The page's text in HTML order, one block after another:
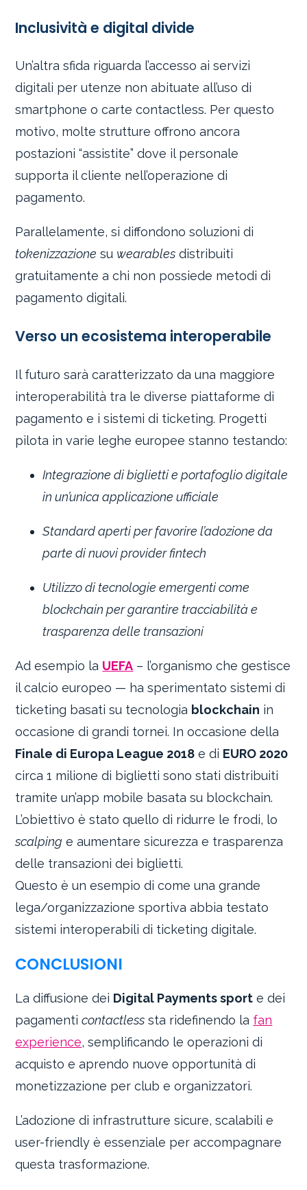
Inclusività e digital divide
Un’altra sfida riguarda l’accesso ai servizi
digitali per utenze non abituate all’uso di
smartphone o carte contactless. Per questo
motivo, molte strutture offrono ancora
postazioni “assistite” dove il personale
supporta il cliente nell’operazione di
pagamento.
Parallelamente, si diffondono soluzioni di
tokenizzazione su wearables distribuiti
gratuitamente a chi non possiede metodi di
pagamento digitali.
Verso un ecosistema interoperabile
Il futuro sarà caratterizzato da una maggiore
interoperabilità tra le diverse piattaforme di
pagamento e i sistemi di ticketing. Progetti
pilota in varie leghe europee stanno testando:
Integrazione di biglietti e portafoglio digitale
in un’unica applicazione ufficiale
Standard aperti per favorire l’adozione da
parte di nuovi provider fintech
Utilizzo di tecnologie emergenti come
blockchain per garantire tracciabilità e
trasparenza delle transazioni
Ad esempio la UEFA – l’organismo che gestisce
il calcio europeo — ha sperimentato sistemi di
ticketing basati su tecnologia blockchain in
occasione di grandi tornei. In occasione della
Finale di Europa League 2018 e di EURO 2020
circa 1 milione di biglietti sono stati distribuiti
tramite un’app mobile basata su blockchain.
L’obiettivo è stato quello di ridurre le frodi, lo
scalping e aumentare sicurezza e trasparenza
delle transazioni dei biglietti.
Questo è un esempio di come una grande
lega/organizzazione sportiva abbia testato
sistemi interoperabili di ticketing digitale.
CONCLUSIONI
La diffusione dei Digital Payments sport e dei
pagamenticontactless sta ridefinendo la fan
experience, semplificando le operazioni di
acquisto e aprendo nuove opportunità di
monetizzazione per club e organizzatori.
L’adozione di infrastrutture sicure, scalabili e
user-friendly è essenziale per accompagnare
questa trasformazione.